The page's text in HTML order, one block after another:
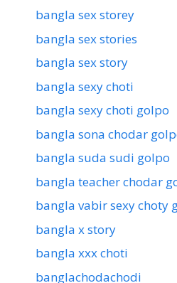
bangla sex storey
bangla sex stories
bangla sex story
bangla sexy choti
bangla sexy choti golpo
bangla sona chodar
bangla suda sudi golpo
bangla teacher chodar
bangla vabir sexy choty
bangla x story
bangla xxx choti
banglachodachodi